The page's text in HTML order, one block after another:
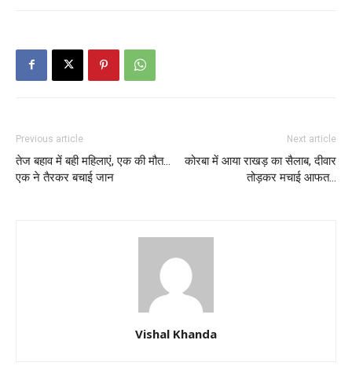
Previous article
तेज बहाव में बही महिलाएं, एक की मौत…
एक ने तैरकर बचाई जान
Next article
कोरबा में आया राखड़ का सैलाब, दीवार
तोड़कर मचाई आफत…
Vishal Khanda